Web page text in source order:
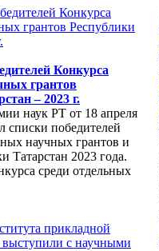
Конкурса
грантов
– 2023 г.
наук РТ от 18 апреля
списки победителей
научных грантов и
Татарстан 2023 года.
среди отдельных